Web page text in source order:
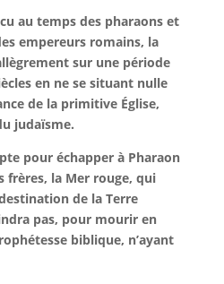
au temps des pharaons et
empereurs romains, la
sur une période
en ne se situant nulle
de la primitive Église,
judaïsme.
pour échapper à Pharaon
frères, la Mer rouge, qui
de la Terre
pas, pour mourir en
biblique, n’ayant